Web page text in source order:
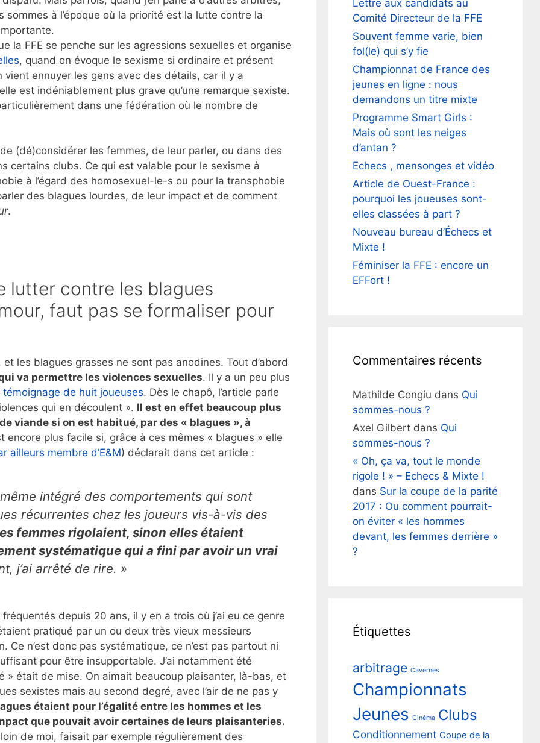
sommes à l’époque où la priorité est la lutte contre la
la FFE se penche sur les agressions sexuelles et organise
, quand on évoque le sexisme si ordinaire et présent
vient ennuyer les gens avec des détails, car il y a
est indéniablement plus grave qu’une remarque sexiste.
dans une fédération où le nombre de
(dé)considérer les femmes, de leur parler, ou dans des
certains clubs. Ce qui est valable pour le sexisme à
à l’égard des homosexuel-le-s ou pour la transphobie
des blagues lourdes, de leur impact et de comment
.
lutter contre les blagues
faut pas se formaliser pour
les blagues grasses ne sont pas anodines. Tout d’abord
va permettre les violences sexuelles. Il y a un peu plus
de huit joueuses. Dès le chapô, l’article parle
qui en découlent ». Il est en effet beaucoup plus
viande si on est habitué, par des « blagues », à
encore plus facile si, grâce à ces mêmes « blagues » elle
ailleurs membre d’E&M) déclarait dans cet article :
intégré des comportements qui sont
récurrentes chez les joueurs vis-à-vis des
femmes rigolaient, sinon elles étaient
systématique qui a fini par avoir un vrai
j’ai arrêté de rire. »
depuis 20 ans, il y en a trois où j’ai eu ce genre
pratiqué par un ou deux très vieux messieurs
Ce n’est donc pas systématique, ce n’est pas partout ni
pour être insupportable. J’ai notamment été
» était de mise. On aimait beaucoup plaisanter, là-bas, et
sexistes mais au second degré, avec l’air de ne pas y
étaient pour l’égalité entre les hommes et les
que pouvait avoir certaines de leurs plaisanteries.
de moi, faisait par exemple régulièrement des
Lettre aux candidats au
Comité Directeur de la FFE
Souvent femme varie, bien
fol(le) qui s’y fie
Championnat de France des
jeunes en ligne : nous
demandons un titre mixte
Programme Smart Girls :
Mais où sont les neiges
d’antan ?
Echecs , mensonges et vidéo
Article de Ouest-France :
pourquoi les joueuses sont-
elles classées à part ?
Nouveau bureau d’Échecs et
Mixte !
Féminiser la FFE : encore un
EFFort !
Commentaires récents
Mathilde Congiu dans Qui
sommes-nous ?
Axel Gilbert dans Qui
sommes-nous ?
« Oh, ça va, tout le monde
rigole ! » – Echecs & Mixte !
dans Sur la coupe de la parité
2017 : Ou comment pourrait-
on éviter « les hommes
devant, les femmes derrière »
?
Étiquettes
arbitrage Cavernes
Championnats
Jeunes Cinéma Clubs
Conditionnement Coupe de la